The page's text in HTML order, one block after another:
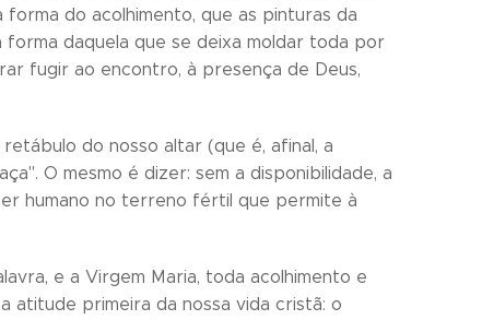
do acolhimento, que as pinturas da
daquela que se deixa moldar toda por
fugir ao encontro, à presença de Deus,
do nosso altar (que é, afinal, a
O mesmo é dizer: sem a disponibilidade, a
humano no terreno fértil que permite à
e a Virgem Maria, toda acolhimento e
atitude primeira da nossa vida cristã: o